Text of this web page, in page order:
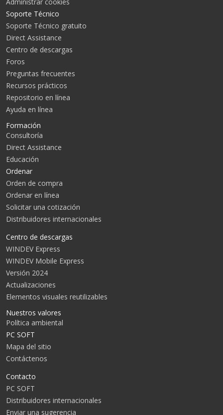
Soporte Técnico
Soporte Técnico gratuito
Direct Assistance
Centro de descargas
Foros
Preguntas frecuentes
Recursos prácticos
Repositorio en línea
Ayuda en línea
Formación
Consultoría
Direct Assistance
Educación
Ordenar
Orden de compra
Ordenar en línea
Solicitar una cotización
Distribuidores internacionales
Centro de descargas
WINDEV Express
WINDEV Mobile Express
Versión 2024
Actualizaciones
Elementos visuales reutilizables
Nuestros valores
Política ambiental
PC SOFT
Mapa del sitio
Contáctenos
Contacto
PC SOFT
Distribuidores internacionales
Enviar una sugerencia